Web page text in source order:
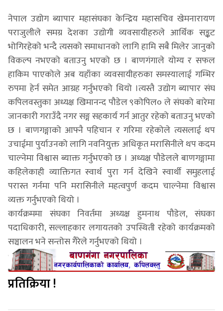
नेपाल उद्योग ब्यापार महासंघका केन्द्रिय महासचिव खेमनारायण
पराजुलीले समग्र देशका उद्योगी व्यवसायीहरुले आर्थिक सङ्कट
भोगिरहेको भन्दै त्यसको समाधानको लागि हामि सबै मिलेर जानुको
विकल्प नभएको बताउनु भएको छ । बाणगंगाले योग्य र सफल
हाकिम पाएकोले अब यहाँका व्यवसायीहरुका समस्यालाई गम्भिर
रुपमा हेर्न समेत आग्रह गर्नुभएको थियो ।त्यस्तै उद्योग ब्यापार संघ
कपिलवस्तुका अध्यक्ष खिमानन्द पौडेल ९कोपिल० ले संघको बारेमा
जानकारी गराउँदै नगर सङ्ग सहकार्य गर्न आतुर रहेको बताउनु भएको
छ । बाणगङ्गाको आफ्नै पहिचान र गरिमा रहेकोले त्यसलाई थप
उचाईमा पुर्याउनको लागि नवनियुक्त अधिकृत मरासिनीले थप कदम
चाल्नेमा विश्वास ब्याक्त गर्नुभएको छ । अध्यक्ष पौडेलले बाणगङ्गामा
कहिलेकाही व्याक्तिगत स्वार्थ पुरा गर्न देखिने स्वार्थी समुहलाई
परास्त गर्नमा पनि मरासिनीले महत्वपुर्ण कदम चाल्नेमा विश्वास
व्यक्त गर्नुभएको थियो ।
कार्यक्रममा संघका निवर्तमा अध्यक्ष हुमनाथ पौडेल, संघका
पदाधिकारी, सल्लाहकार लगायतको उपस्थिती रहेको कार्यक्रमको
सञ्चालन भने सन्तोस गैरेले गर्नुभएको थियो ।
प्रतिक्रिया !